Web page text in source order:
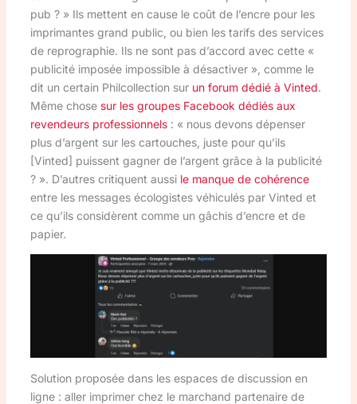
pub ? » Ils mettent en cause le coût de l’encre pour les
imprimantes grand public, ou bien les tarifs des services
de reprographie. Ils ne sont pas d’accord avec cette «
publicité imposée impossible à désactiver », comme le
dit un certain Philcollection sur un forum dédié à Vinted.
Même chose sur les groupes Facebook dédiés aux
revendeurs professionnels: « nous devons dépenser
plus d’argent sur les cartouches, juste pour qu’ils
[Vinted] puissent gagner de l’argent grâce à la publicité
? ». D’autres critiquent aussi le manque de cohérence
entre les messages écologistes véhiculés par Vinted et
ce qu’ils considèrent comme un gâchis d’encre et de
papier.
Solution proposée dans les espaces de discussion en
ligne : aller imprimer chez le marchand partenaire de